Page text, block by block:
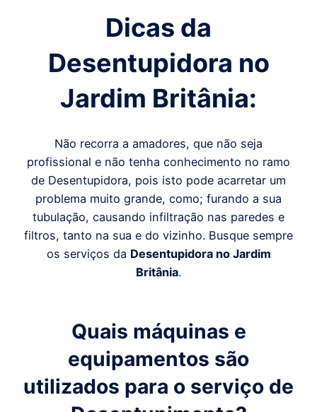
Dicas da
Desentupidora no
Jardim Britânia:
Não recorra a amadores, que não seja
profissional e não tenha conhecimento no ramo
de Desentupidora, pois isto pode acarretar um
problema muito grande, como; furando a sua
tubulação, causando infiltração nas paredes e
filtros, tanto na sua e do vizinho. Busque sempre
os serviços da Desentupidora no Jardim
Britânia.
Quais máquinas e
equipamentos são
utilizados para o serviço de